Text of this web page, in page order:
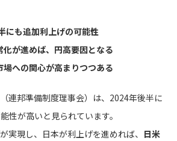
にも追加利上げの可能性
化が進めば、円高要因となる
への関心が高まりつつある
連邦準備制度理事会）は、2024年後半に
性が高いと見られています。
実現し、日本が利上げを進めれば、 日米